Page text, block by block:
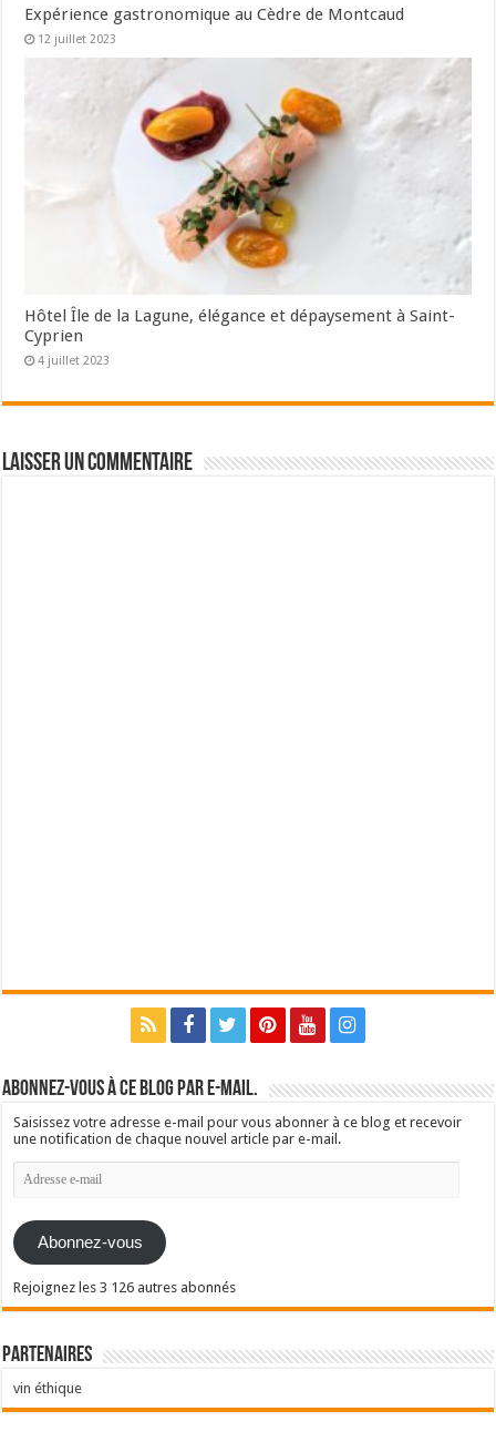
Expérience gastronomique au Cèdre de Montcaud
12 juillet 2023
Hôtel Île de la Lagune, élégance et dépaysement à Saint-
Cyprien
4 juillet 2023
Laisser un commentaire
Abonnez-vous à ce blog par e-mail.
Saisissez votre adresse e-mail pour vous abonner à ce blog et recevoir
une notification de chaque nouvel article par e-mail.
Adresse
e-
Abonnez-vous
Rejoignez les 3 126 autres abonnés
Partenaires
vin éthique